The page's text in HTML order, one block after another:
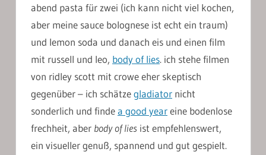
abend pasta für zwei (ich kann nicht viel kochen,
aber meine sauce bolognese ist echt ein traum)
und lemon soda und danach eis und einen film
mit russell und leo, body of lies. ich stehe filmen
von ridley scott mit crowe eher skeptisch
gegenüber – ich schätzegladiator nicht
sonderlich und findea good yeareine bodenlose
frechheit, aber body of lies ist empfehlenswert,
ein visueller genuß, spannend und gut gespielt.